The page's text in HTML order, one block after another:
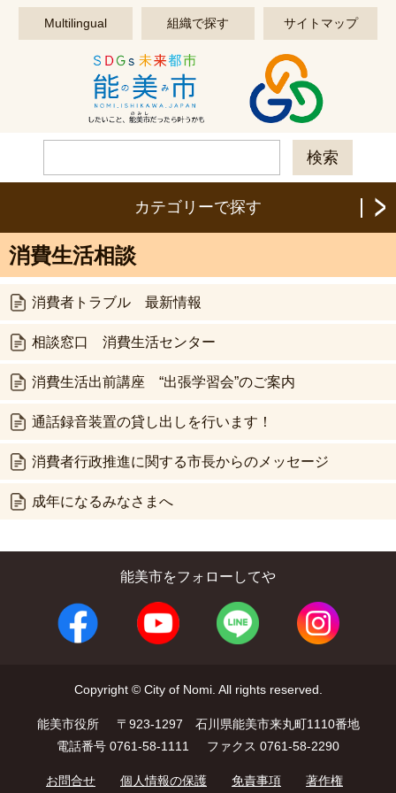
このページの本文へ移動する
Multilingual 組織で探す サイトマップ
カテゴリーで探す
消費生活相談
消費者トラブル 最新情報
相談窓口 消費生活センター
消費生活出前講座 “出張学習会”のご案内
通話録音装置の貸し出しを行います！
消費者行政推進に関する市長からのメッセージ
成年になるみなさまへ
能美市をフォローしてや
Copyright © City of Nomi. All rights reserved.
能美市役所
〒923-1297 石川県能美市来丸町1110番地
電話番号 0761-58-1111
ファクス 0761-58-2290
お問合せ 個人情報の保護 免責事項 著作権